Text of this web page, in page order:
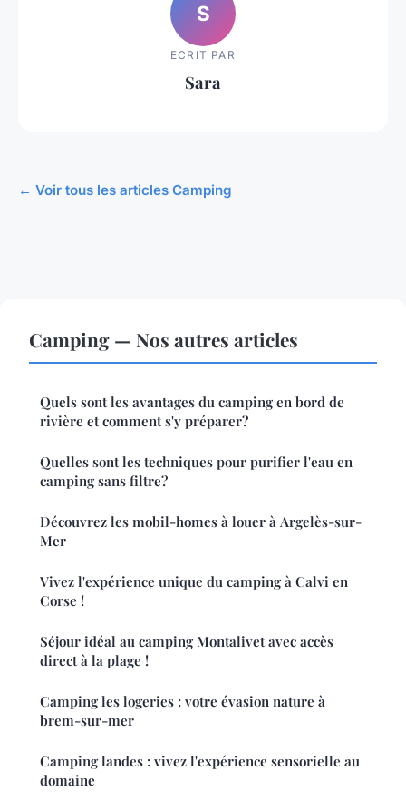
S
ECRIT PAR
Sara
← Voir tous les articles Camping
Camping — Nos autres articles
Quels sont les avantages du camping en bord de
rivière et comment s'y préparer?
Quelles sont les techniques pour purifier l'eau en
camping sans filtre?
Découvrez les mobil-homes à louer à Argelès-sur-
Mer
Vivez l'expérience unique du camping à Calvi en
Corse !
Séjour idéal au camping Montalivet avec accès
direct à la plage !
Camping les logeries : votre évasion nature à
brem-sur-mer
Camping landes : vivez l'expérience sensorielle au
domaine